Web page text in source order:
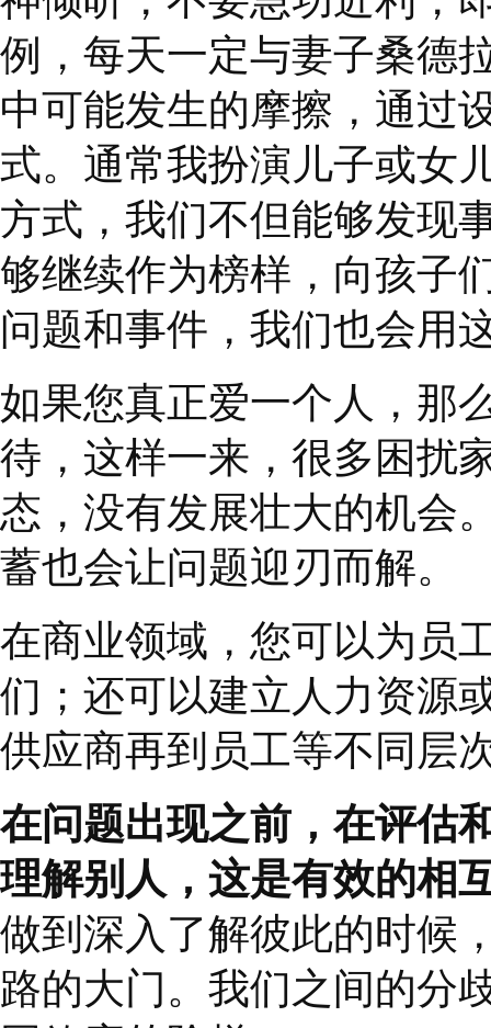
在自己的影响圈内，
的信息，能迅速抓住
方提供有效合作所必
看它给影响圈带来了
您越深入了解别人，
件很神圣的事情。下
经验，尽力真正了解
也要感同身受。您可
后在有必要的时候做
已经表达了对他们的
不要太过心急，要有
人们一般不会主动向
示理解。您应该克制
何不从现在起立刻付
神倾听，不要急功近